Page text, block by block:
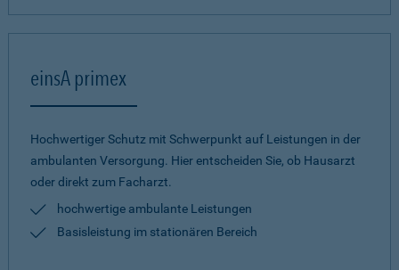
einsA primex
Hochwertiger Schutz mit Schwerpunkt auf Leistungen in der
ambulanten Versorgung. Hier entscheiden Sie, ob Hausarzt
oder direkt zum Facharzt.
hochwertige ambulante Leistungen
Basisleistung im stationären Bereich